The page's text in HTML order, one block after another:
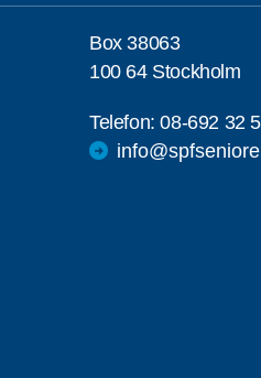
Box 38063
100 64 Stockholm
Telefon:08-692 32